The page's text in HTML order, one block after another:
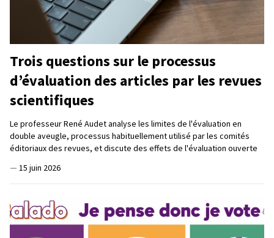
Trois questions sur le processus
d’évaluation des articles par les revues
scientifiques
Le professeur René Audet analyse les limites de l'évaluation en
double aveugle, processus habituellement utilisé par les comités
éditoriaux des revues, et discute des effets de l'évaluation ouverte
— 15 juin 2026